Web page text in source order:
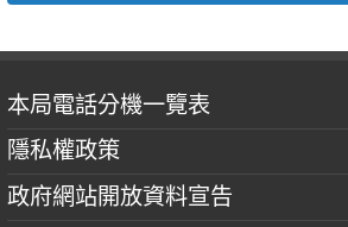
本局電話分機一覽表
隱私權政策
政府網站開放資料宣告